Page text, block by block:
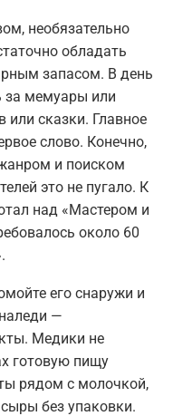
необязательно
обладать
запасом. В день
за мемуары или
или сказки. Главное
слово. Конечно,
и поиском
это не пугало. К
над «Мастером и
около 60
его снаружи и
—
Медики не
готовую пищу
рядом с молочкой,
без упаковки.